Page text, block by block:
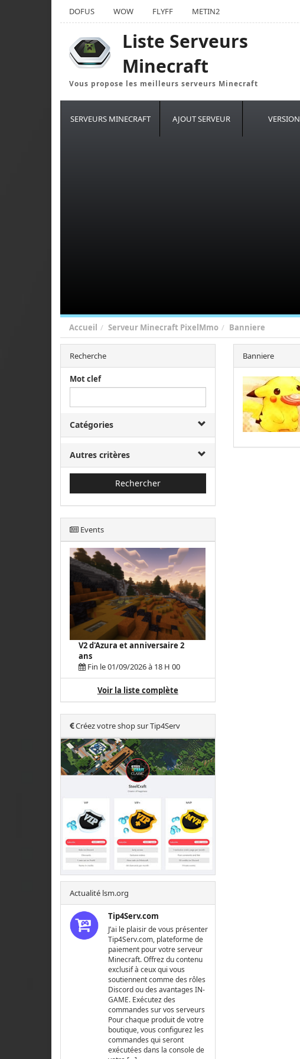
DOFUS WOW FLYFF METIN2
Liste Serveurs
Minecraft
Vous propose les meilleurs serveurs Minecraft
SERVEURS MINECRAFT AJOUT SERVEUR VERSION
Accueil Serveur Minecraft PixelMmo Banniere
Recherche
Mot clef
Catégories
Autres critères
Rechercher
Events
V2 d'Azura et anniversaire 2
ans
Fin le 01/09/2026 à 18 H 00
Voir la liste complète
Créez votre shop sur Tip4Serv
Actualité lsm.org
Tip4Serv.com
J’ai le plaisir de vous présenter
Tip4Serv.com, plateforme de
paiement pour votre serveur
Minecraft. Offrez du contenu
exclusif à ceux qui vous
soutiennent comme des rôles
Discord ou des avantages IN-
GAME. Exécutez des
commandes sur vos serveurs
Pour chaque produit de votre
boutique, vous configurez les
commandes qui seront
exécutées dans la console de
Banniere